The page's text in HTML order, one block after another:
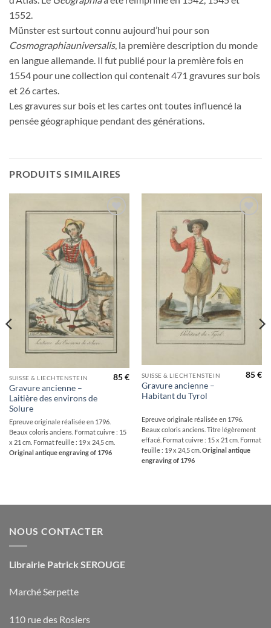
1552.
Münster est surtout connu aujourd’hui pour son
Cosmographiauniversalis, la première description du monde
en langue allemande. Il fut publié pour la première fois en
1554 pour une collection qui contenait 471 gravures sur bois
et 26 cartes.
Les gravures sur bois et les cartes ont toutes influencé la
pensée géographique pendant des générations.
PRODUITS SIMILAIRES
SUISSE & LIECHTENSTEIN
Gravure ancienne –
Laitière des environs de
Solure
85€
Epreuve originale réalisée en 1796.
Beaux coloris anciens. Format cuivre : 15
x 21 cm. Format feuille : 19 x 24,5 cm.
Original antique engraving of 1796
SUISSE & LIECHTENSTEIN
Gravure ancienne –
Habitant du Tyrol
85€
Epreuve originale réalisée en 1796.
Beaux coloris anciens. Titre légèrement
effacé. Format cuivre : 15 x 21 cm. Format
feuille : 19 x 24,5 cm. Original antique
engraving of 1796
NOUS CONTACTER
Librairie Patrick SEROUGE
Marché Serpette
110 rue des Rosiers